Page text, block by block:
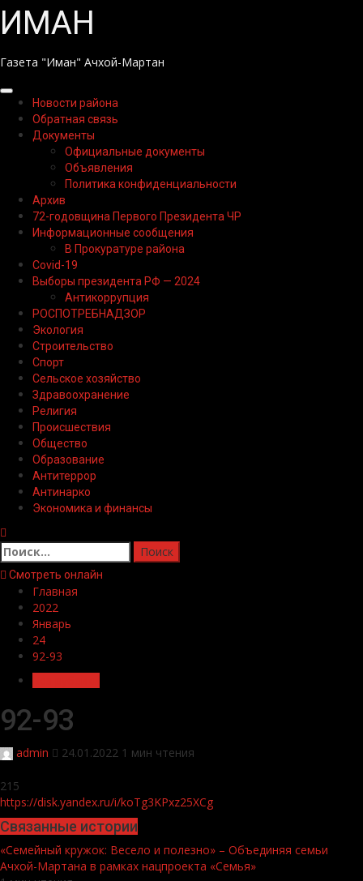
Перейти
содержимому
ИМАН
Газета "Иман" Ачхой-Мартан
Основное
меню
Новости района
Обратная связь
Документы
Официальные документы
Объявления
Политика конфиденциальности
Архив
72-годовщина Первого Президента ЧР
Информационные сообщения
В Прокуратуре района
Covid-19
Выборы президента РФ — 2024
Антикоррупция
РОСПОТРЕБНАДЗОР
Экология
Строительство
Спорт
Сельское хозяйство
Здравоохранение
Религия
Происшествия
Общество
Образование
Антитеррор
Антинарко
Экономика и финансы
Найти:
Смотреть онлайн
Главная
2022
Январь
24
92-93
92-93
admin 24.01.2022 1 мин чтения
215
https://disk.yandex.ru/i/koTg3KPxz25XCg
Связанные истории
«Семейный кружок: Весело и полезно» – Объединяя семьи
Ачхой-Мартана в рамках нацпроекта «Семья»